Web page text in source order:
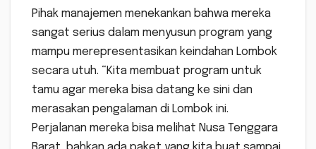
Pihak manajemen menekankan bahwa mereka
sangat serius dalam menyusun program yang
mampu merepresentasikan keindahan Lombok
secara utuh. “Kita membuat program untuk
tamu agar mereka bisa datang ke sini dan
merasakan pengalaman di Lombok ini.
Perjalanan mereka bisa melihat Nusa Tenggara